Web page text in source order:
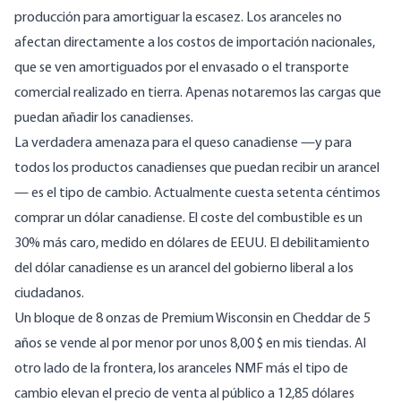
producción para amortiguar la escasez. Los aranceles no
afectan directamente a los costos de importación nacionales,
que se ven amortiguados por el envasado o el transporte
comercial realizado en tierra. Apenas notaremos las cargas que
puedan añadir los canadienses.
La verdadera amenaza para el queso canadiense —y para
todos los productos canadienses que puedan recibir un arancel
— es el tipo de cambio. Actualmente cuesta setenta céntimos
comprar un dólar canadiense. El coste del combustible es un
30% más caro, medido en dólares de EEUU. El debilitamiento
del dólar canadiense es un arancel del gobierno liberal a los
ciudadanos.
Un bloque de 8 onzas de Premium Wisconsin en Cheddar de 5
años se vende al por menor por unos 8,00 $ en mis tiendas. Al
otro lado de la frontera, los aranceles NMF más el tipo de
cambio elevan el precio de venta al público a 12,85 dólares